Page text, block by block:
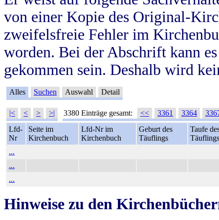
von einer Kopie des Original-
zweifelsfreie Fehler im
worden. Bei der Abschrift kann
gekommen sein. Deshalb wird
Alles Suchen Auswahl Detail
|< < > >| 3380 Einträge gesamt: << 3361 3364
Lfd-
Nr
Seite im
Kirchenbuch
Lfd-Nr im
Kirchenbuch
Geburt des
Täuflings
Taufe
Täuflings
...
...
...
Hinweise zu den